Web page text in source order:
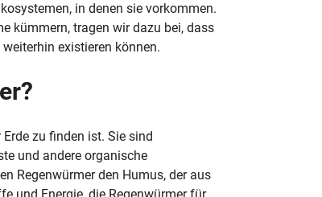
in denen sie vorkommen.
kümmern, tragen wir dazu bei, dass
existieren können.
zu finden ist. Sie sind
und andere organische
Regenwürmer den Humus, der aus
und Energie, die Regenwürmer für